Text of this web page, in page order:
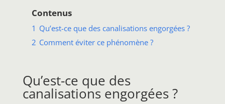
Contenus
1 Qu’est-ce que des canalisations engorgées ?
2 Comment éviter ce phénomène ?
Qu’est-ce que des
canalisations engorgées ?